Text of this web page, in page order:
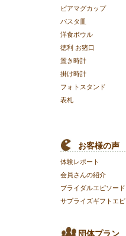
ビアマグカップ
パスタ皿
洋食ボウル
徳利 お猪口
置き時計
掛け時計
フォトスタンド
表札
お客様の声
体験レポート
会員さんの紹介
ブライダルエピソード
サプライズギフトエ
団体プラン